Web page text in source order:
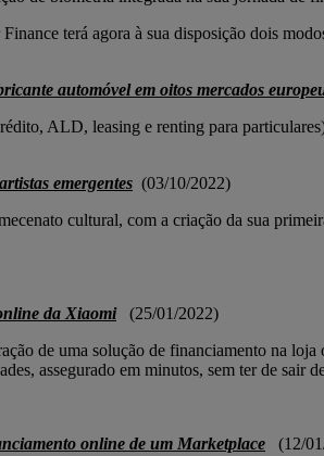
terá agora à sua disposição dois
automóvel em oitos mercados
ALD, leasing e renting para
emergentes (03/10/2022)
cultural, com a criação da sua
da Xiaomi(25/01/2022)
de uma solução de financiamento na
assegurado em minutos, sem ter de sair
online de um Marketplace (12/